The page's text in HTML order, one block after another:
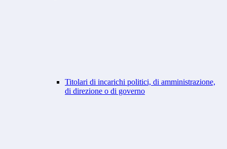
Titolari di incarichi politici, di amministrazione,
di direzione o di governo